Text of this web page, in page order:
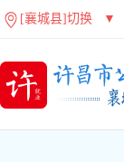
[襄城县]切换 ▼